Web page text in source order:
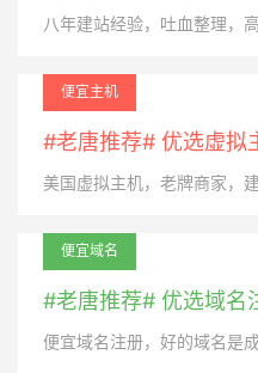
八年建站经验，吐血整理，
便宜主机
#老唐推荐# 优选虚拟
美国虚拟主机，老牌商家，
便宜域名
#老唐推荐# 优选域名
便宜域名注册，好的域名是